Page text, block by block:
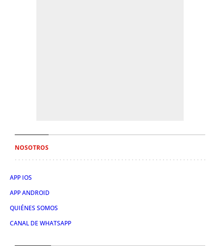
NOSOTROS
APP IOS
APP ANDROID
QUIÉNES SOMOS
CANAL DE WHATSAPP